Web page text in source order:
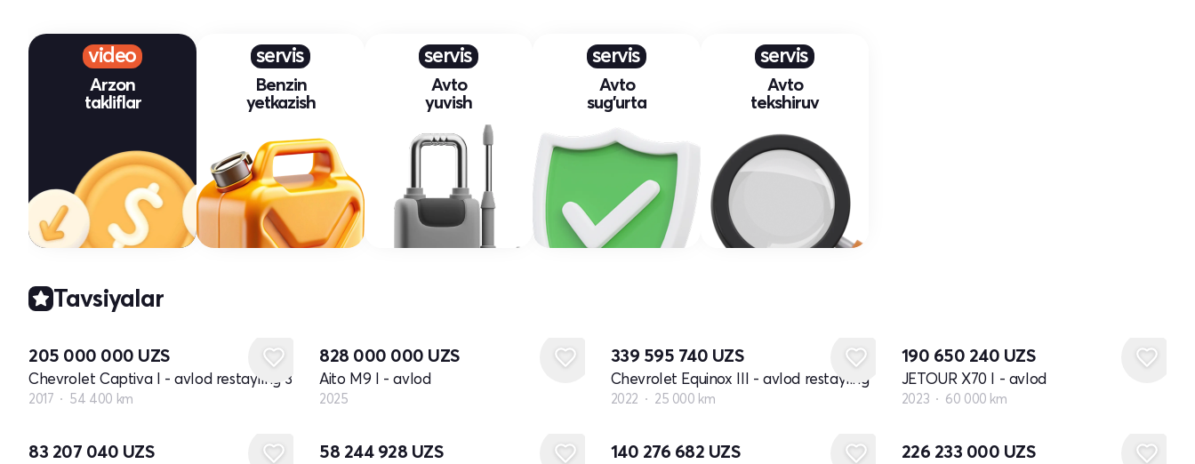
video
Arzon
takliflar
servis
Benzin
yetkazish
servis
Avto
yuvish
servis
Avto
sug'urta
servis
Avto
tekshiruv
Tavsiyalar
205 000 000 UZS
Chevrolet Captiva I - avlod restayling 3
2017 54 400 km
828 000 000 UZS
Aito M9 I - avlod
2025
339 595 740 UZS
Chevrolet Equinox III - avlod restayling
2022 25 000 km
190 650 240 UZS
JETOUR X70 I - avlod
2023 60 000 km
83 207 040 UZS 58 244 928 UZS 140 276 682 UZS 226 233 000 UZS